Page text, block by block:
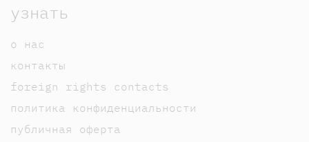
узнать
о нас
контакты
foreign rights contacts
политика конфиденциальности
публичная оферта